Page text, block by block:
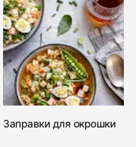
Заправки для окрошки